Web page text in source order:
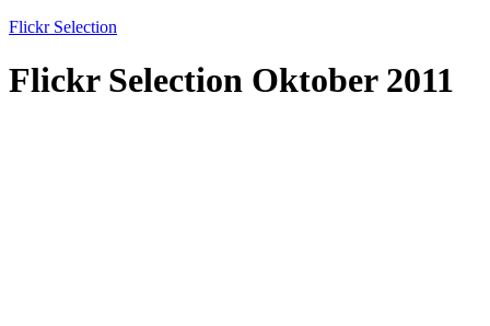
Flickr Selection
Flickr Selection Oktober 2011